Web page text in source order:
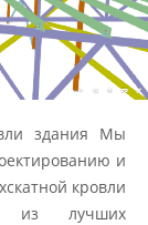
здания Мы
и
кровли
из лучших